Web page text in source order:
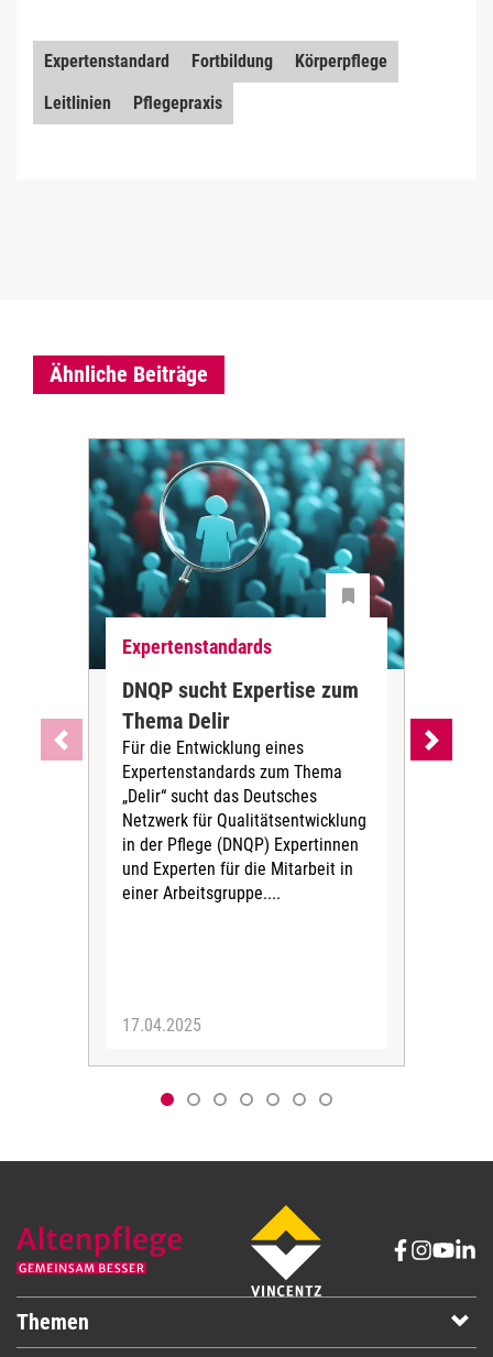
Expertenstandard Fortbildung
Körperpflege
Leitlinien
Pflegepraxis
Ähnliche Beiträge
Expertenstandards
DNQP sucht Expertise zum
Thema Delir
Für die Entwicklung eines
Expertenstandards zum Thema
„Delir“ sucht das Deutsches
Netzwerk für Qualitätsentwicklung
in der Pflege (DNQP) Expertinnen
und Experten für die Mitarbeit in
einer Arbeitsgruppe....
17.04.2025
Themen